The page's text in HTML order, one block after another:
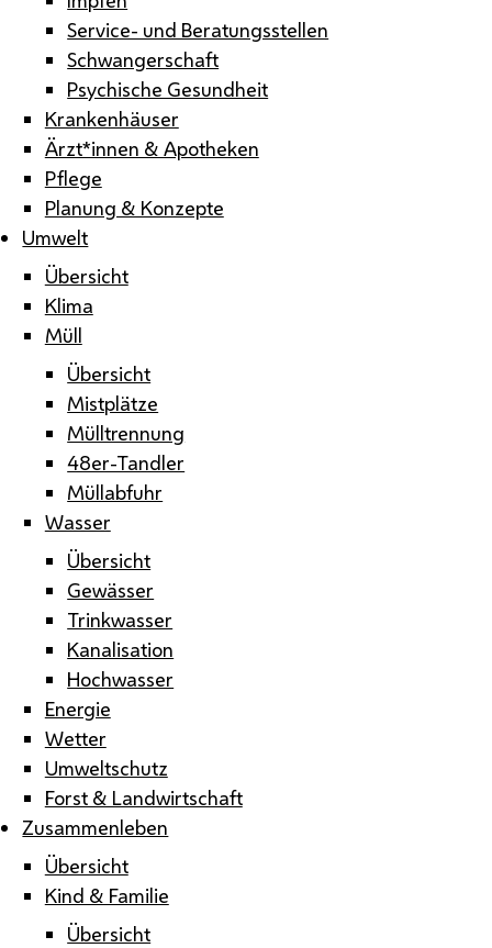
Service- und Beratungsstellen
Schwangerschaft
Psychische Gesundheit
Krankenhäuser
Ärzt*innen & Apotheken
Pflege
Planung & Konzepte
Umwelt
Übersicht
Klima
Müll
Übersicht
Mistplätze
Mülltrennung
48er-Tandler
Müllabfuhr
Wasser
Übersicht
Gewässer
Trinkwasser
Kanalisation
Hochwasser
Energie
Wetter
Umweltschutz
Forst & Landwirtschaft
Zusammenleben
Übersicht
Kind & Familie
Übersicht